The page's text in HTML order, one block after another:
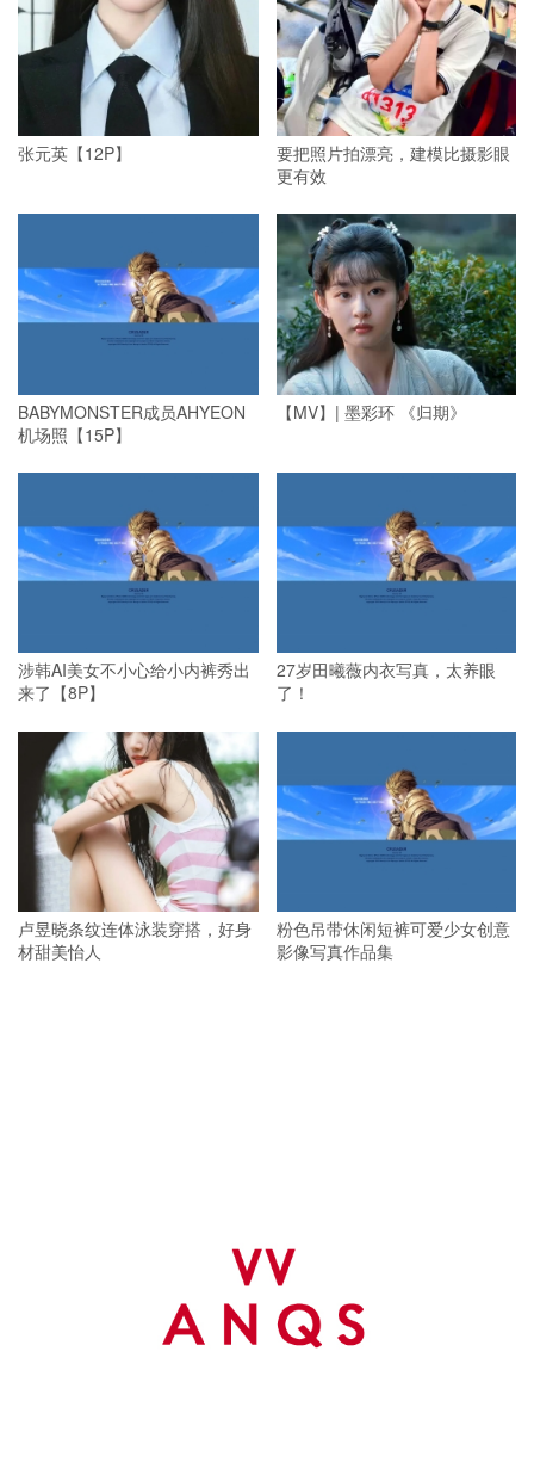
张元英【12P】
要把照片拍漂亮，建模比摄影眼
更有效
BABYMONSTER成员AHYEON
机场照【15P】
【MV】| 墨彩环 《归期》
涉韩AI美女不小心给小内裤秀出
来了【8P】
27岁田曦薇内衣写真，太养眼
了！
卢昱晓条纹连体泳装穿搭，好身
材甜美怡人
粉色吊带休闲短裤可爱少女创意
影像写真作品集